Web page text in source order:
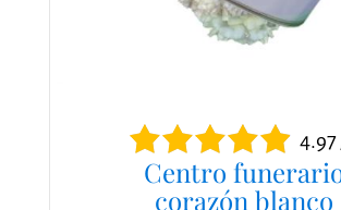
4.97
Centro
corazón blanco